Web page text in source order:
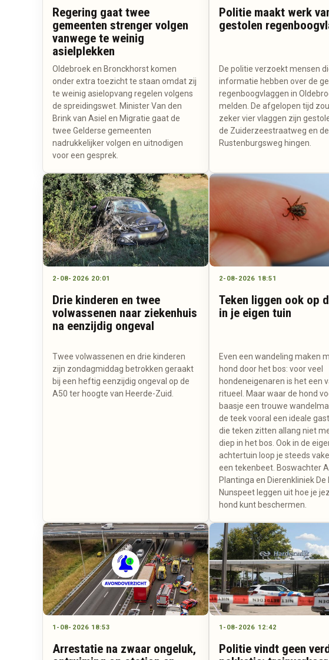
Regering gaat twee
gemeenten strenger volgen
vanwege te weinig
asielplekken
Oldebroek en Bronckhorst komen
onder extra toezicht te staan omdat zij
te weinig asielopvang regelen volgens
de spreidingswet. Minister Van den
Brink van Asiel en Migratie gaat de
twee Gelderse gemeenten
nadrukkelijker volgen en uitnodigen
voor een gesprek.
Politie maakt werk
gestolen
De politie verzoekt mensen
informatie hebben over de
regenboogvlaggen in
melden. De afgelopen tijd
zeker vier vlaggen zijn
de Zuiderzeestraatweg en de
Rustenburgsweg hingen.
2-08-2026 20:01
Drie kinderen en twee
volwassenen naar ziekenhuis
na eenzijdig ongeval
Twee volwassenen en drie kinderen
zijn zondagmiddag betrokken geraakt
bij een heftig eenzijdig ongeval op de
A50 ter hoogte van Heerde-Zuid.
2-08-2026 18:51
Teken liggen ook op
in je eigen tuin
Even een wandeling maken
hond door het bos: voor veel
hondeneigenaren is het een
ritueel. Maar waar de hond
baasje een trouwe
de teek vooral een ideale
die teken zitten allang niet
diep in het bos. Ook in de
achtertuin loop je steeds
een tekenbeet. Boswachter
Plantinga en Dierenkliniek De
Nunspeet leggen uit hoe je
hond kunt beschermen.
1-08-2026 18:53
Arrestatie na zwaar ongeluk,
1-08-2026 12:42
Politie vindt geen